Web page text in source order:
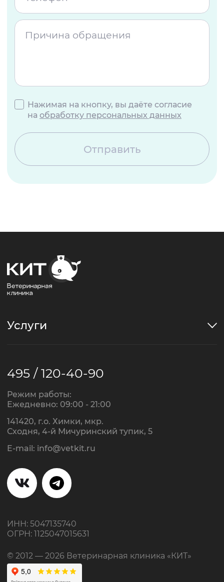
Нажимая на кнопку, вы даёте согласие
на обработку персональных данных
Отправить
495 / 120-40-90
Режим работы:
Ежедневно: 09:00 - 21:00
141420, г.о. Химки, мкр.
Сходня, 4-й Мичуринский тупик, 5
E-mail: info@vetkit.ru
Услуги
© 2012 — 2026 Ветеринарная клиника «КИТ»
ИНН: 5047135740
ОГРН: 1125047015631